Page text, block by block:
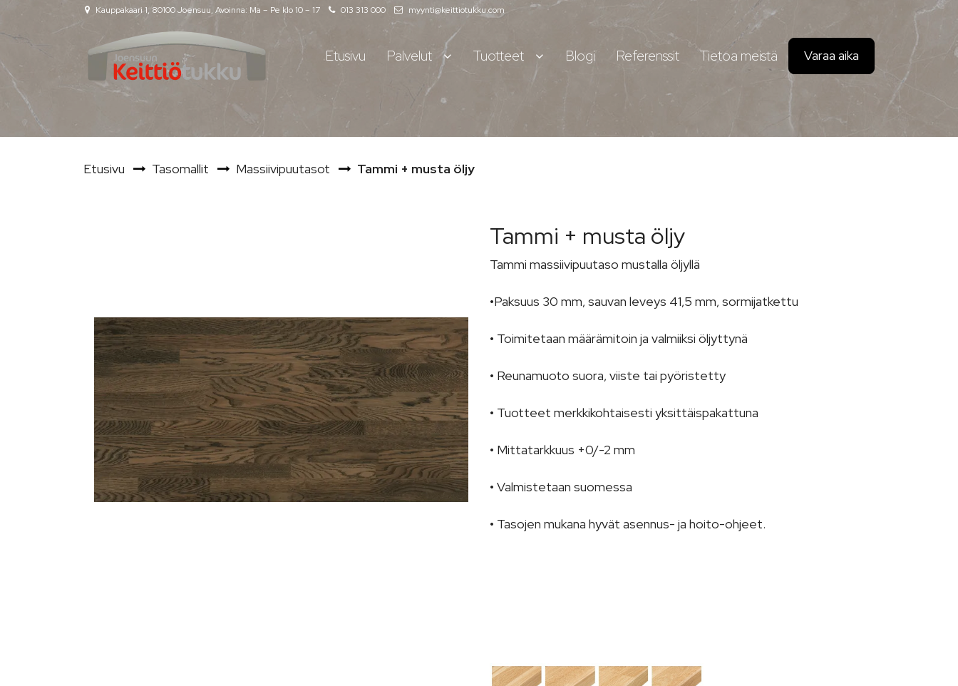
Siirry pääsisältöönKauppakaari 1, 80100 Joensuu, Avoinna: Ma – Pe klo 10 – 17 013 313 000 myynti@keittiotukku.com
Etusivu Palvelut Tuotteet Blogi Referenssit Tietoa meistä Varaa aika
Etusivu Tasomallit Massiivipuutasot Tammi + musta öljy
Tammi + musta öljy
Tammi massiivipuutaso mustalla öljyllä
•Paksuus 30 mm, sauvan leveys 41,5 mm, sormijatkettu
• Toimitetaan määrämitoin ja valmiiksi öljyttynä
• Reunamuoto suora, viiste tai pyöristetty
• Tuotteet merkkikohtaisesti yksittäispakattuna
• Mittatarkkuus +0/-2 mm
• Valmistetaan suomessa
• Tasojen mukana hyvät asennus- ja hoito-ohjeet.